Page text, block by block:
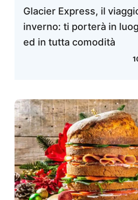
Glacier Express, il
inverno: ti porterà in
ed in tutta comodità